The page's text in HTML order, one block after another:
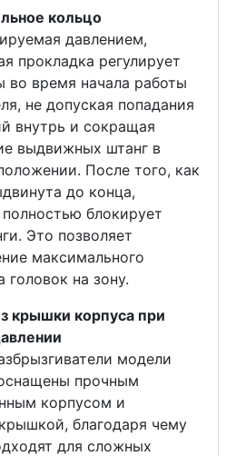
кольцо
давлением,
прокладка регулирует
во время начала работы
не допуская попадания
внутрь и сокращая
выдвижных штанг в
После того, как
до конца,
блокирует
Это позволяет
максимального
головок на зону.
крышки корпуса при
модели
прочным
корпусом и
благодаря чему
для сложных